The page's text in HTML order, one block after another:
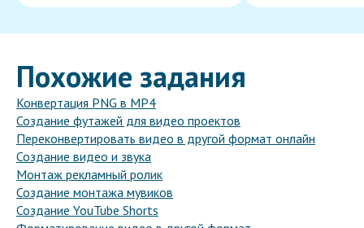
Похожие задания
Конвертация PNG в MP4
Создание футажей для видео проектов
Переконвертировать видео в другой формат онлайн
Создание видео и звука
Монтаж рекламный ролик
Создание монтажа мувиков
Создание YouTube Shorts